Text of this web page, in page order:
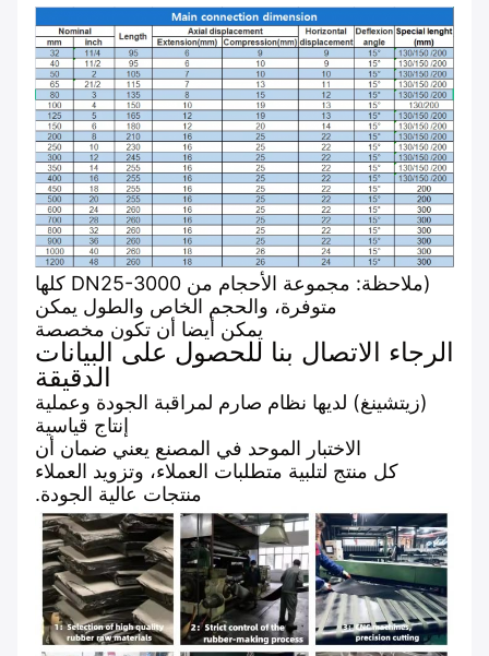
(ملاحظة: مجموعة الأحجام من DN25-3000 كلها
متوفرة، والحجم الخاص والطول يمكن
يمكن أيضا أن تكون مخصصة
الرجاء الاتصال بنا للحصول على البيانات
الدقيقة
(زيتشينغ) لديها نظام صارم لمراقبة الجودة وعملية
إنتاج قياسية
الاختبار الموحد في المصنع يعني ضمان أن
كل منتج لتلبية متطلبات العملاء، وتزويد العملاء
منتجات عالية الجودة.